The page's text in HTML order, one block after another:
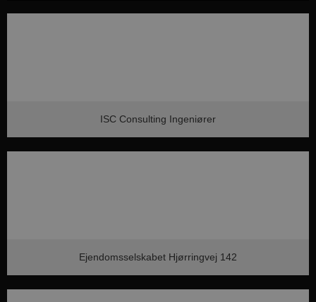
ISC Consulting Ingeniører
Ejendomsselskabet Hjørringvej 142